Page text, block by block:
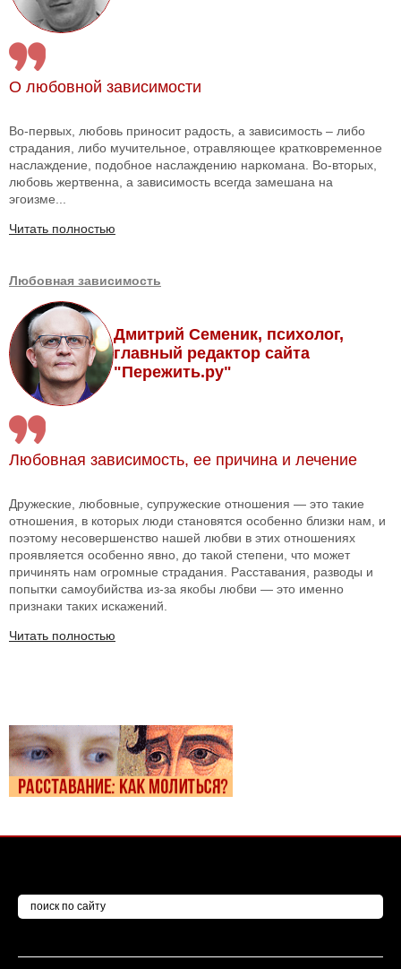
О любовной зависимости
Во-первых, любовь приносит радость, а зависимость – либо
страдания, либо мучительное, отравляющее кратковременное
наслаждение, подобное наслаждению наркомана. Во-вторых,
любовь жертвенна, а зависимость всегда замешана на
эгоизме...
Читать полностью
Любовная зависимость
Дмитрий Семеник, психолог,
главный редактор сайта
"Пережить.ру"
Любовная зависимость, ее причина и лечение
Дружеские, любовные, супружеские отношения — это такие
отношения, в которых люди становятся особенно близки нам, и
поэтому несовершенство нашей любви в этих отношениях
проявляется особенно явно, до такой степени, что может
причинять нам огромные страдания. Расставания, разводы и
попытки самоубийства из-за якобы любви — это именно
признаки таких искажений.
Читать полностью